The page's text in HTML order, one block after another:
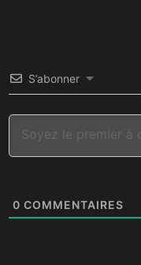
S’abonner
0 COMMENTAIRES